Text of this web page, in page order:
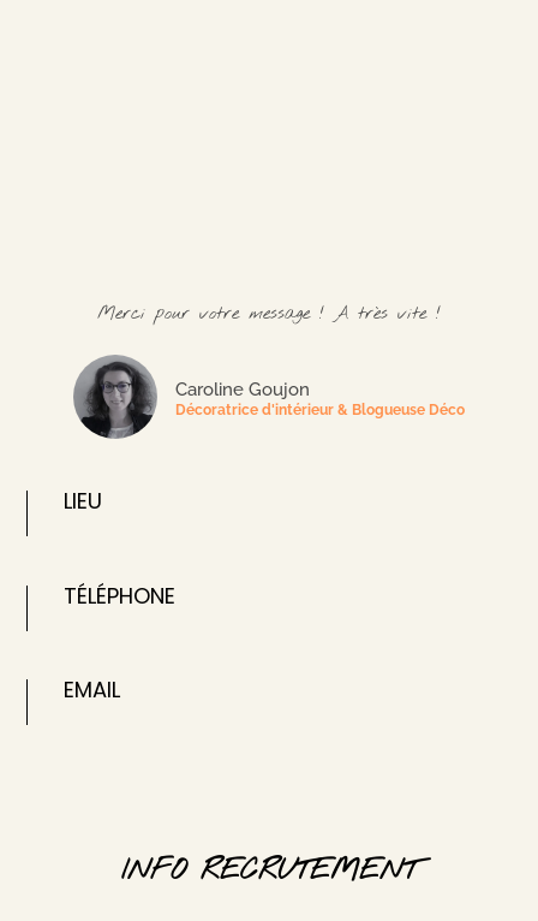
Merci pour votre message ! A très vite !
Caroline Goujon
Décoratrice d'intérieur & Blogueuse Déco
LIEU
TÉLÉPHONE
EMAIL
INFO RECRUTEMENT